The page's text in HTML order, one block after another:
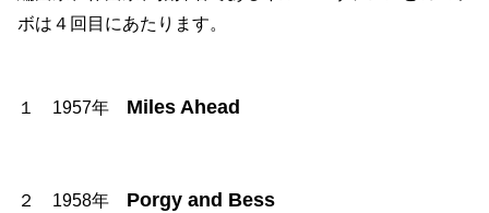
ボは４回目にあたります。
１ 1957年 Miles Ahead
２ 1958年 Porgy and Bess